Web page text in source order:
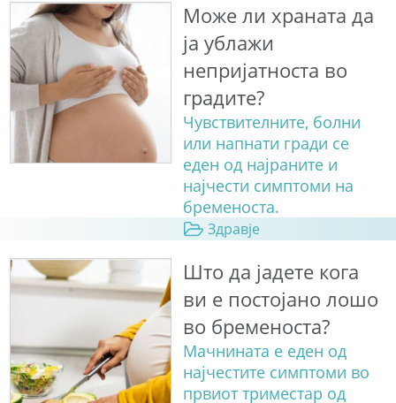
Може ли храната да
ја ублажи
непријатноста во
градите?
Чувствителните, болни
или напнати гради се
еден од најраните и
најчести симптоми на
бременоста.
Здравје
Што да јадете кога
ви е постојано лошо
во бременоста?
Мачнината е еден од
најчестите симптоми во
првиот триместар од